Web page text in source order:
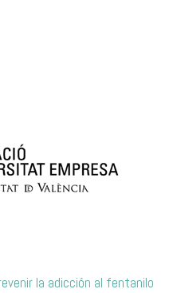
la adicción al fentanilo